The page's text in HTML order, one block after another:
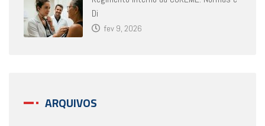
Di
fev 9, 2026
ARQUIVOS